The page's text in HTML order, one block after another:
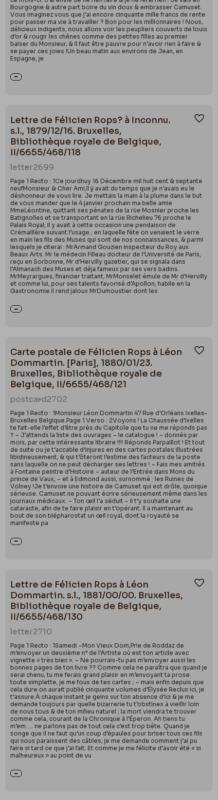
Bourgogne & autre part boire du vin doux & embrasser Camuset.
Vous imaginez vous que j’ai encore cinquante mille francs de rente
pour passer ma vie à travailler ? Bon pour les millionnaires ! Nous,
délicieux indigents, nous allons voir les peupliers couverts de louis
d’or & rougir les chênes comme des petites filles au premier
baiser du Monsieur, & il faut être pauvre pour n’avoir rien à faire &
se payer ces joies !Un beau matin aux environs de Jean, en
Espagne, je
Lettre de Félicien Rops? à Inconnu.
s.l., 1879/12/16. Bruxelles,
Bibliothèque royale de Belgique,
II/6655/468/118
letter2699
Page 1 Recto : 1Ce jourdhuy 16 Décembre mil huit cent & septante
neufMonsieur & Cher Ami,Il ÿ avait du temps que je n’avais eu le
déshonneur de vous lire. Je mettais la main à la plume dans le but
de vous mander que le 4 janvier prochain ma belle amie
MmeLéontine, quittant ses pénates de la rüe Mosnier proche les
Batignolles et se transportant en la rüe Richelieu 76 proche le
Palais Roÿal, il y avait à cette occasion une pendaison de
Crémaillère suivant l’usage ; en laquelle fête on venaient le verre
en main les fils des Muses qui sont de nos connaissances, & parmi
lesquels je citerai : MrArmand Gouzien inspecteur du Roy aux
Beaux Arts. Mr le médecin Filleau docteur de l’Université de Paris,
reçu en Sorbonne, Mr d’Hervilly gazetier, qui se signala dans
l’Almanach des Muses et déja fameux par ses vers badins.
MrMeyrargues, financier traitant, MrMonselet émule de Mr d’Hervilly
et comme lui, pour ses talents favorisé d’Apollon, habile en la
Gastronomie il rend jaloux MrDumoustier dont les
Carte postale de Félicien Rops à Léon
Dommartin. [Paris], 1880/01/23.
Bruxelles, Bibliothèque royale de
Belgique, II/6655/468/121
postcard2702
Page 1 Recto : 1Monsieur Léon Dommartin 47 Rue d’Orléans Ixelles-
Bruxelles Belgique.Page 1 Verso : 2Voyons ! La Chaussée d’Ixelles
te fait-elle l’effet d’être près du Capitole que tu ne me réponds pas
? – J’attends la liste des ouvrages – le catalogue ! – donnés par
mois, par cette intéressante libraire !!!! Réponds Parpaillot ! Et tout
de suite ou je t’accable d’injures en des cartes postales illustrées
libidineusement, & qui t’ôteront l’estime des facteurs de la poste
sans laquelle on ne peut décharger ses lettres ! – Fais mes amitiés
à Fontaine peintre d’Histoire – auteur de l’Entrée dans Mons du
prince de Vaux, – et à Edmond aussi, surnommé : les Ruines de
Volney !Je t’envoie une histoire de Camuset qui est drôle, quoique
sérieuse. Camuset ne pouvant écrire sérieusement même dans les
journaux médicaux. – Ton œil l’a séduit – il t’y souhaite une
cataracte, afin de te faire plaisir en t’opérant. Il a maintenant au
bout de son blépharostat un œil royal, dont la royauté se
manifeste pa
Lettre de Félicien Rops à Léon
Dommartin. s.l., 1881/00/00. Bruxelles,
Bibliothèque royale de Belgique,
II/6655/468/130
letter2710
Page 1 Recto : 1Samedi –Mon Vieux Dom,Prie de Roddaz de
m’envoyer un deuxième n° de l’Artiste où est ton article avec
vignette « très bien ». – Ne pourrais-tu pas m’envoyer aussi les
bonnes pages de ton livre ?? Comme cela ne paraîtra que quand je
serai chenu, tu me ferais grand plaisir en m’envoyant ta prose
toute simplette, je me fous de tes cartes ; – mais enfin depuis que
cela dure on aurait publié cinquante volumes d’Élysée Reclus ici, je
t’assure.À chaque instant je geins sur ton absence d’ici & je me
demande toujours par quelle bizarrerie tu t’obstines à vieillir loin
de nous tous & de ton milieu naturel ; la mort viendra te trouver
comme cela, courant de la Chronique à l’Éperon. Ah tiens tu
m’em….. ne parlons pas de tout cela c’est trop bête. Quand je
songe que il ne faut qu’un coup d’épaules pour briser tous ces fils
qui nous paraissent des câbles, je me demande comment j’ai pu
faire si tard ce que j’ai fait. Et comme je me félicite d’avoir été « si
malheureux » au point de vu